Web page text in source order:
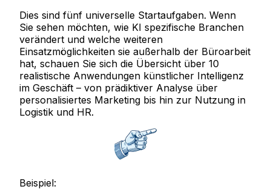
Dies sind fünf universelle Startaufgaben. Wenn
Sie sehen möchten, wie KI spezifische Branchen
verändert und welche weiteren
Einsatzmöglichkeiten sie außerhalb der Büroarbeit
hat, schauen Sie sich die Übersicht über 10
realistische Anwendungen künstlicher Intelligenz
im Geschäft – von prädiktiver Analyse über
personalisiertes Marketing bis hin zur Nutzung in
Logistik und HR.
Beispiel: